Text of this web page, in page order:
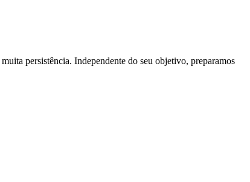
persistência. Independente do seu objetivo, preparamos